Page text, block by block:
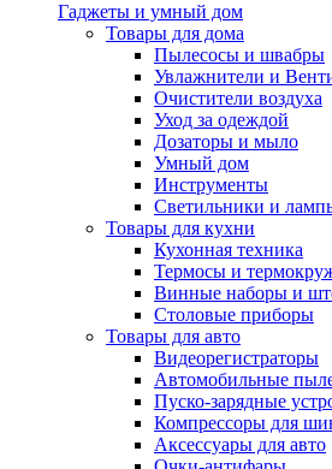
Гаджеты и умный дом
Товары для дома
Пылесосы и швабры
Увлажнители и
Очистители воздуха
Уход за одеждой
Дозаторы и мыло
Умный дом
Инструменты
Светильники и
Товары для кухни
Кухонная техника
Термосы и
Винные наборы и
Столовые приборы
Товары для авто
Видеорегистраторы
Автомобильные
Пуско-зарядные
Компрессоры для
Аксессуары для авто